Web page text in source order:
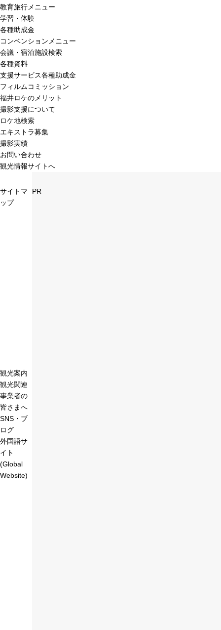
教育旅行メニュー
学習・体験
各種助成金
コンベンションメニュー
会議・宿泊施設検索
各種資料
支援サービス各種助成金
フィルムコミッション
福井ロケのメリット
撮影支援について
ロケ地検索
エキストラ募集
撮影実績
お問い合わせ
観光情報サイトへ
サイトマ
ップ
観光案内
観光関連
事業者の
皆さまへ
SNS・ブ
ログ
外国語サ
イト
(Global
Website)
PR